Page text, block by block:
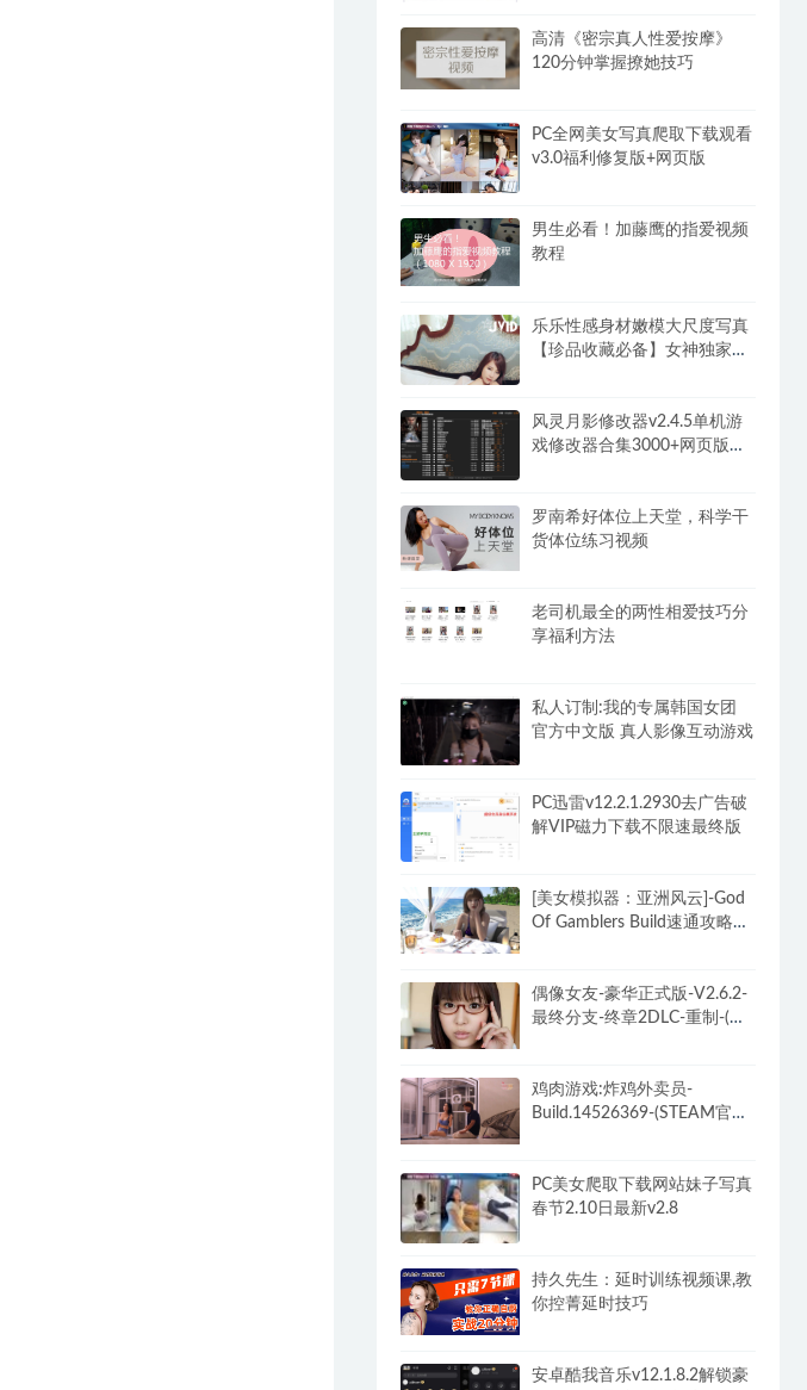
高清《密宗真人性爱按摩》
120分钟掌握撩她技巧
PC全网美女写真爬取下载观看
v3.0福利修复版+网页版
男生必看！加藤鹰的指爱视频
教程
乐乐性感身材嫩模大尺度写真
【珍品收藏必备】女神独家超
风灵月影修改器v2.4.5单机游
戏修改器合集3000+网页版永
罗南希好体位上天堂，科学干
货体位练习视频
老司机最全的两性相爱技巧分
享福利方法
私人订制:我的专属韩国女团
官方中文版 真人影像互动游戏
PC迅雷v12.2.1.2930去广告破
解VIP磁力下载不限速最终版
[美女模拟器：亚洲风云]-God
Of Gamblers Build速通攻略
偶像女友-豪华正式版-V2.6.2-
最终分支-终章2DLC-重制-(官
鸡肉游戏:炸鸡外卖员-
Build.14526369-(STEAM官中
PC美女爬取下载网站妹子写真
春节2.10日最新v2.8
持久先生：延时训练视频课,教
你控菁延时技巧
安卓酷我音乐v12.1.8.2解锁豪